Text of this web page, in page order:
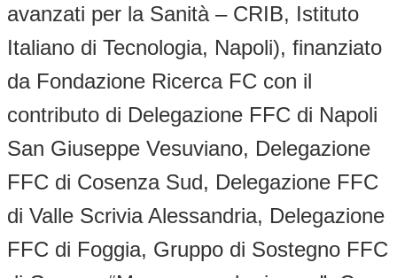
avanzati per la Sanità – CRIB, Istituto
Italiano di Tecnologia, Napoli), finanziato
da Fondazione Ricerca FC con il
contributo di Delegazione FFC di Napoli
San Giuseppe Vesuviano, Delegazione
FFC di Cosenza Sud, Delegazione FFC
di Valle Scrivia Alessandria, Delegazione
FFC di Foggia, Gruppo di Sostegno FFC